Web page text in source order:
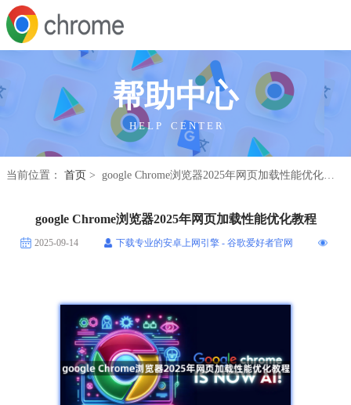
帮助中心
H E L P C E N T E R
当前位置： 首页 > google Chrome浏览器2025年网页加载性能优化教程
google Chrome浏览器2025年网页加载性能优化教程
2025-09-14 下载专业的安卓上网引擎 - 谷歌爱好者官网